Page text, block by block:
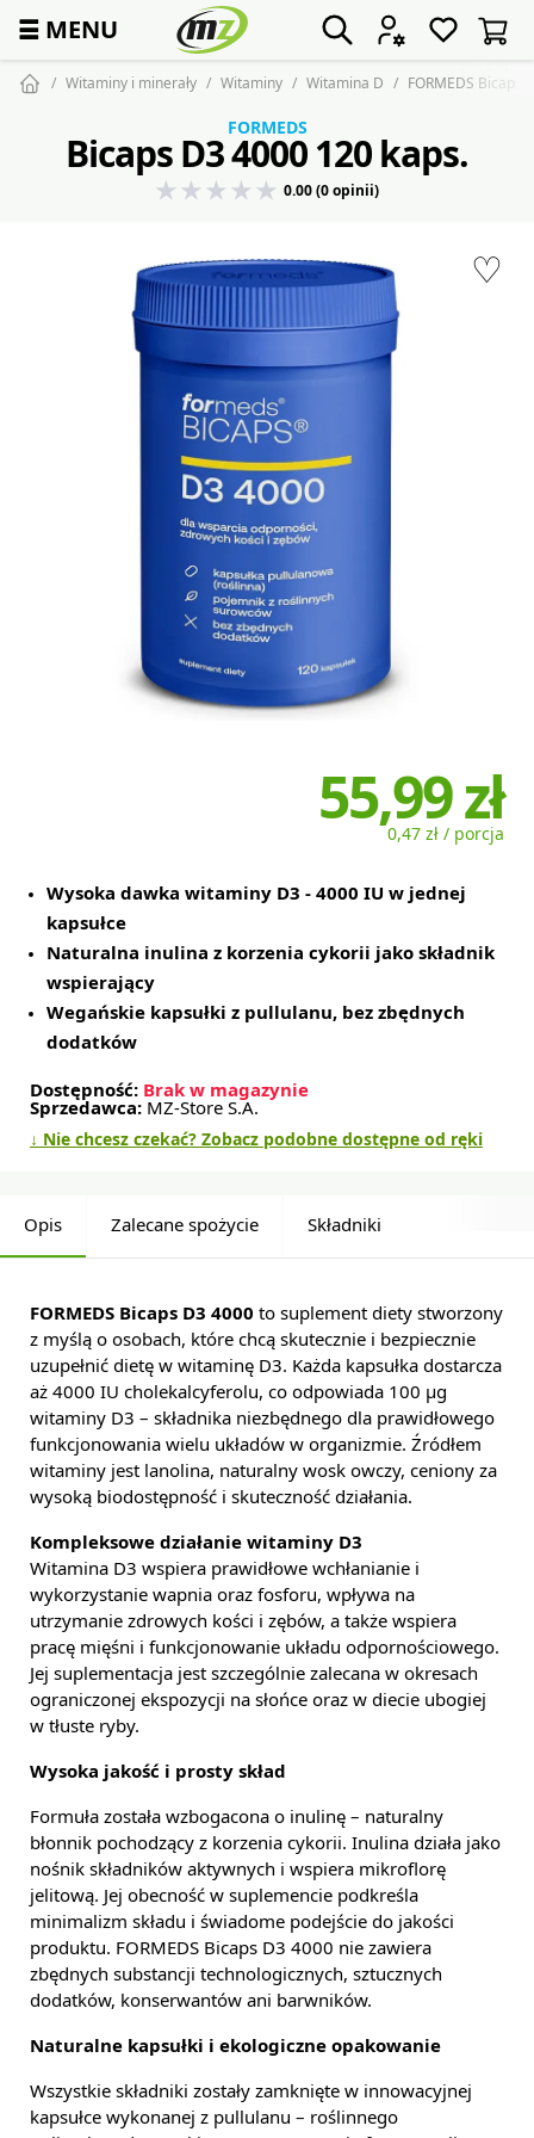
☰ MENU
Witaminy i minerały Witaminy Witamina D FORMEDS Bicaps
♡
FORMEDS
Bicaps D3 4000 120 kaps.
0.00 (0 opinii)
55,99 zł
0,47 zł / porcja
Wysoka dawka witaminy D3 - 4000 IU w jednej
kapsułce
Naturalna inulina z korzenia cykorii jako składnik
wspierający
Wegańskie kapsułki z pullulanu, bez zbędnych
dodatków
Dostępność: Brak w magazynie
Sprzedawca: MZ-Store S.A.
↓ Nie chcesz czekać? Zobacz podobne dostępne od ręki
Opis Zalecane spożycie Składniki
FORMEDS Bicaps D3 4000 to suplement diety stworzony
z myślą o osobach, które chcą skutecznie i bezpiecznie
uzupełnić dietę w witaminę D3. Każda kapsułka dostarcza
aż 4000 IU cholekalcyferolu, co odpowiada 100 µg
witaminy D3 – składnika niezbędnego dla prawidłowego
funkcjonowania wielu układów w organizmie. Źródłem
witaminy jest lanolina, naturalny wosk owczy, ceniony za
wysoką biodostępność i skuteczność działania.
Kompleksowe działanie witaminy D3
Witamina D3 wspiera prawidłowe wchłanianie i
wykorzystanie wapnia oraz fosforu, wpływa na
utrzymanie zdrowych kości i zębów, a także wspiera
pracę mięśni i funkcjonowanie układu odpornościowego.
Jej suplementacja jest szczególnie zalecana w okresach
ograniczonej ekspozycji na słońce oraz w diecie ubogiej
w tłuste ryby.
Wysoka jakość i prosty skład
Formuła została wzbogacona o inulinę – naturalny
błonnik pochodzący z korzenia cykorii. Inulina działa jako
nośnik składników aktywnych i wspiera mikroflorę
jelitową. Jej obecność w suplemencie podkreśla
minimalizm składu i świadome podejście do jakości
produktu. FORMEDS Bicaps D3 4000 nie zawiera
zbędnych substancji technologicznych, sztucznych
dodatków, konserwantów ani barwników.
Naturalne kapsułki i ekologiczne opakowanie
Wszystkie składniki zostały zamknięte w innowacyjnej
kapsułce wykonanej z pullulanu – roślinnego